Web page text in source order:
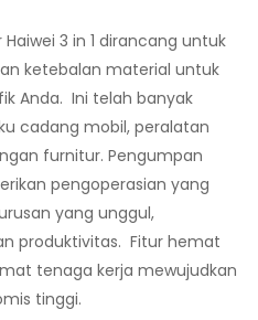
3 in 1 dirancang untuk
ketebalan material untuk
Anda. Ini telah banyak
cadang mobil, peralatan
furnitur. Pengumpan
pengoperasian yang
yang unggul,
produktivitas. Fitur hemat
tenaga kerja mewujudkan
tinggi.